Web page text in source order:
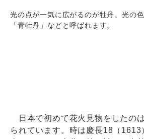
光の点が一気に広がるのが牡丹。光の
「青牡丹」などと呼ばれます。
日本で初めて花火見物をしたの
られています。時は慶長18（1613